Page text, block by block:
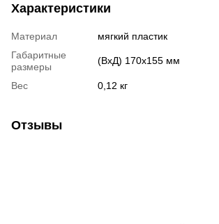
Характеристики
Материал
мягкий пластик
Габаритные
размеры
(ВхД) 170х155 мм
Вес 0,12 кг
Отзывы